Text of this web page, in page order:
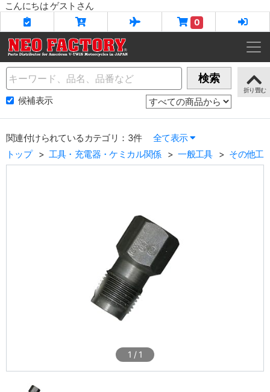
こんにちは ゲストさん
0
Name 検索
候補表示
関連付けられているカテゴリ：3件
全て表示
トップ
工具・充電器・ケミカル関係 一般工具 その他工
1 / 1